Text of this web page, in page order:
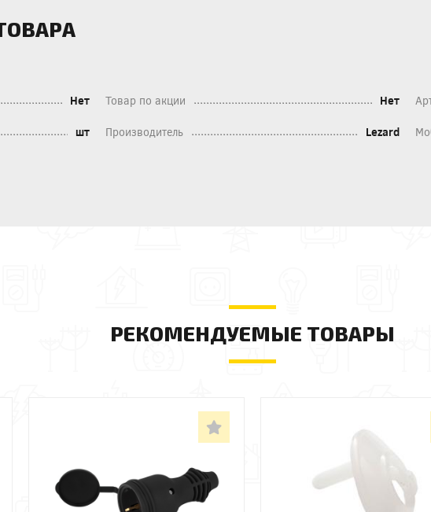
Нет Товар по акции Нет
шт Производитель Lezard
РЕКОМЕНДУЕМЫЕ ТОВАРЫ